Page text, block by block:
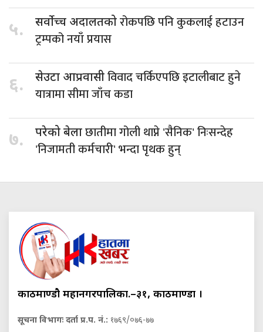
५. सर्वोच्च अदालतकोरोकपछि पनि कुकलाई हटाउन
ट्रम्पको नयाँ प्रयास
६. सेउटा आप्रवासीविवाद चर्किएपछि इटालीबाट हुने
यात्रामा सीमा जाँच कडा
७. परेको बेलाछातीमा गोली थाप्ने 'सैनिक' निःसन्देह
'निजामती कर्मचारी' भन्दा पृथक हुन्
काठमाण्डौ महानगरपालिका.–३१, काठमाण्डौं ।
सूचना विभागः दर्ता प्र.प. नं.: १७६९/०७६-७७